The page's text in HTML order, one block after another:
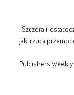
„Szczera i
jaki rzuca
Publishers Weekly